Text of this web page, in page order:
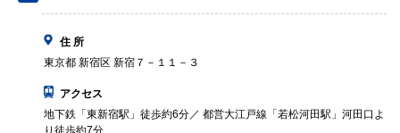
住 所
東京都 新宿区 新宿７－１１－３
アクセス
地下鉄「東新宿駅」徒歩約6分／ 都営大江戸線「若松河田駅」河田口よ
り徒歩約7分